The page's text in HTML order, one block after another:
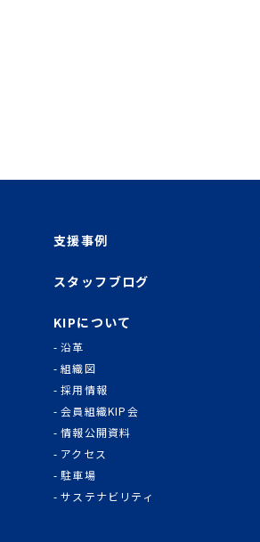
支援事例
スタッフブログ
KIPについて
沿革
組織図
採用情報
会員組織KIP会
情報公開資料
アクセス
駐車場
サステナビリティ